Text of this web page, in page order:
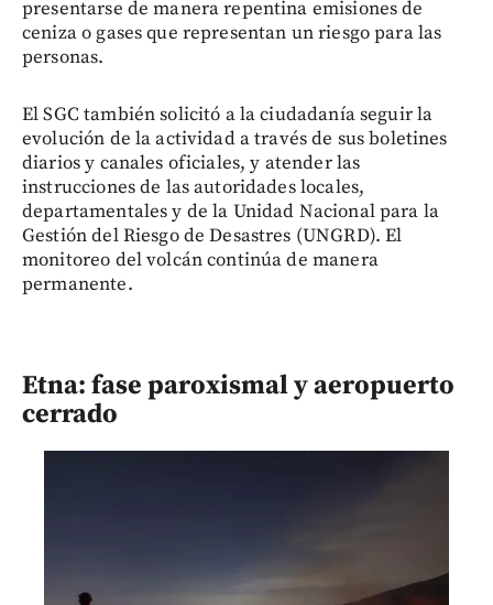
presentarse de manera repentina emisiones de
ceniza o gases que representan un riesgo para las
personas.
El SGC también solicitó a la ciudadanía seguir la
evolución de la actividad a través de sus boletines
diarios y canales oficiales, y atender las
instrucciones de las autoridades locales,
departamentales y de la Unidad Nacional para la
Gestión del Riesgo de Desastres (UNGRD). El
monitoreo del volcán continúa de manera
permanente.
Etna: fase paroxismal y aeropuerto
cerrado